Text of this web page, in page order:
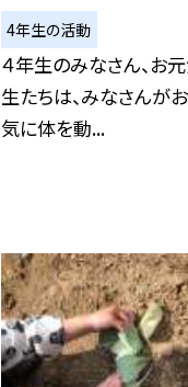
4年生の活動
４年生のみなさん、お
生たちは、みなさんが
気に体を動...